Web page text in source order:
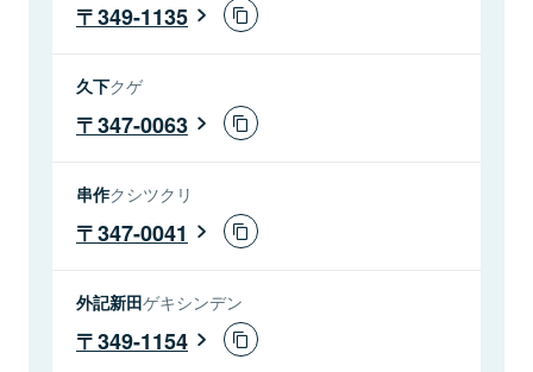
349-1135
久下クゲ
347-0063
串作クシツクリ
347-0041
外記新田ゲキシンデン
349-1154